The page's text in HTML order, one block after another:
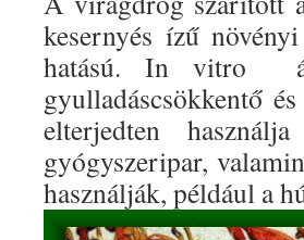
kesernyés ízű
hatású. In vitro
gyulladáscsökkentő
elterjedten
gyógyszeripar,
használják, például a